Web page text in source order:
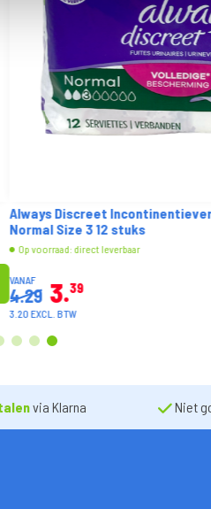
voor Urineverlies
3 4 5
via Klarna Niet